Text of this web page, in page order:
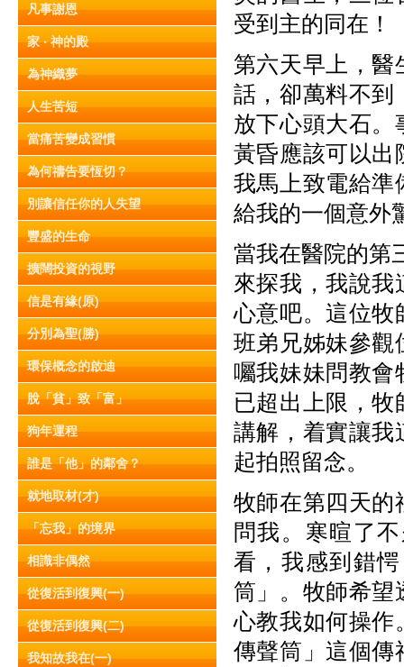
凡事謝恩
家 ‧ 神的殿
為神織夢
人生苦短
當痛苦變成習慣
為何禱告要恆切？
別讓信任你的人失望
豐盛的生命
擴闊投資的視野
信是有緣(原)
分別為聖(勝)
環保概念的啟迪
脫「貧」致「富」
狗年運程
誰是「他」的鄰舍？
就地取材(才)
「忘我」的境界
相識非偶然
從復活到復興(一)
從復活到復興(二)
我知故我在(一)
受到主的同在！
第六天早上，醫
話，卻萬料不到
放下心頭大石。
黃昏應該可以出
我馬上致電給準
給我的一個意外
當我在醫院的第
來探我，我說我
心意吧。這位牧
班弟兄姊妹參觀
囑我妹妹問教會
已超出上限，
講解，着實讓我
起拍照留念。
牧師在第四天的
問我。寒暄了
看，我感到錯
筒」。牧師希望
心教我如何操作
傳聲筒」這個傳